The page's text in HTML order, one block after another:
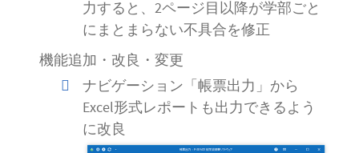
力すると、2ページ目以降が学部ごと
にまとまらない不具合を修正
機能追加・改良・変更
ナビゲーション「帳票出力」から
Excel形式レポートも出力できるよう
に改良